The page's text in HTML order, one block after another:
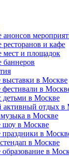
анонсов
и кафе
мест и площадок
баннеров
выставки в Москве
фестивали в
детьми в Москве
активный отдых в
музыка в Москве
шоу в Москве
праздники в
в Москве
образование в